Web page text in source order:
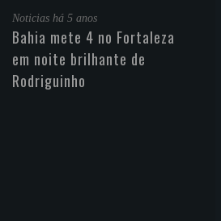
Noticias há 5 anos
Bahia mete 4 no Fortaleza
em noite brilhante de
Rodriguinho